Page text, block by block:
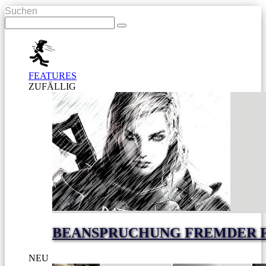
Suchen
FEATURES
ZUFÄLLIG
BEANSPRUCHUNG FREMDER
NEU